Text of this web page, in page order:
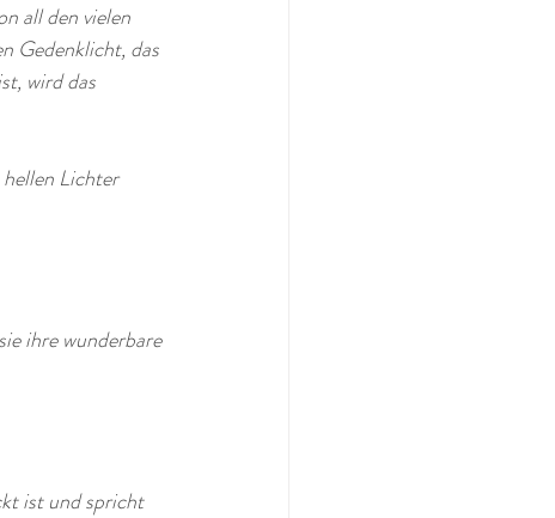
all den vielen
Gedenklicht, das
wird das
hellen Lichter
ihre wunderbare
ist und spricht